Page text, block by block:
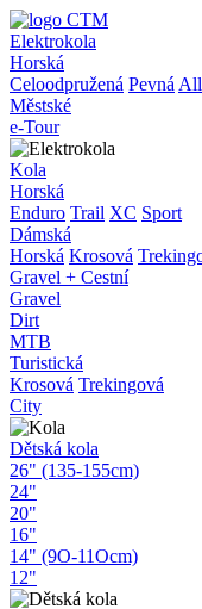
Elektrokola
Horská
Celoodpružená Pevná
Městské
e-Tour
Kola
Horská
Enduro Trail XC Sport
Dámská
Horská Krosová
Gravel + Cestní
Gravel
Dirt
MTB
Turistická
Krosová Trekingová
City
Dětská kola
26" (135-155cm)
24"
20"
16"
14" (9O-11Ocm)
12"